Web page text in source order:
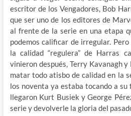
escritor de los Vengadores, Bob
que ser uno de los editores de
al frente de la serie en una etapa
podemos calificar de irregular.
la calidad “regulera” de Harras
vinieron después, Terry Kavanagh
matar todo atisbo de calidad en la
los noventa ya estaba tocando a
llegaron Kurt Busiek y George
serie y devolverle la gloria del